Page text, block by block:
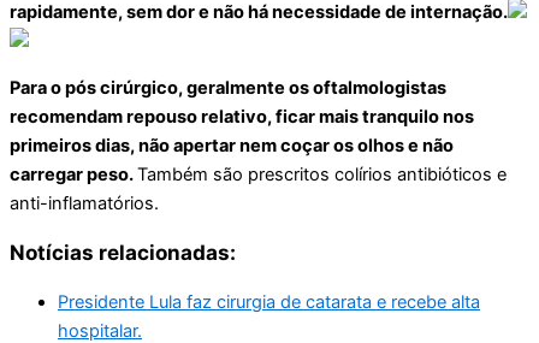
rapidamente, sem dor e não há necessidade de internação.
Para o pós cirúrgico, geralmente os oftalmologistas
recomendam repouso relativo, ficar mais tranquilo nos
primeiros dias, não apertar nem coçar os olhos e não
carregar peso.Também são prescritos colírios antibióticos e
anti-inflamatórios.
Notícias relacionadas:
Presidente Lula faz cirurgia de catarata e recebe alta
hospitalar.